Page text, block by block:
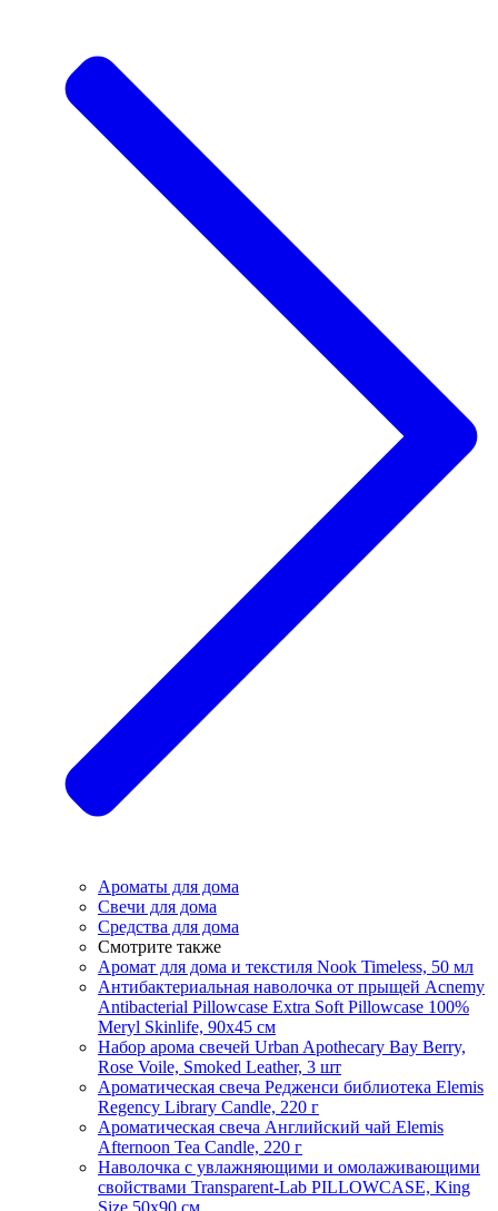
Ароматы для дома
Свечи для дома
Средства для дома
Смотрите также
Аромат для дома и текстиля Nook Timeless, 50 мл
Антибактериальная наволочка от прыщей Acnemy
Antibacterial Pillowcase Extra Soft Pillowcase 100%
Meryl Skinlife, 90х45 см
Набор арома свечей Urban Apothecary Bay Berry,
Rose Voile, Smoked Leather, 3 шт
Ароматическая свеча Редженси библиотека Elemis
Regency Library Candle, 220 г
Ароматическая свеча Английский чай Elemis
Afternoon Tea Candle, 220 г
Наволочка с увлажняющими и омолаживающими
свойствами Transparent-Lab PILLOWCASE, King
Size 50x90 см